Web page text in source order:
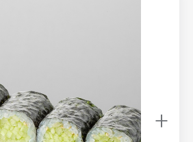
+